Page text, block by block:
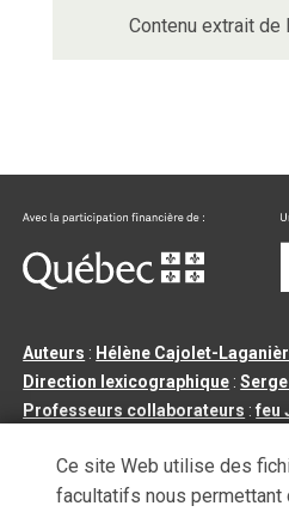
Contenu extrait de
Auteurs : Hélène Cajolet-
Direction lexicographique :Serge
Professeurs collaborateurs :feu
Tous droits réservés©Université
Ce site Web utilise des
facultatifs nous